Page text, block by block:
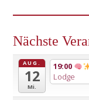
Nächste
AUG.
12
Mi.
19:00
Lodge